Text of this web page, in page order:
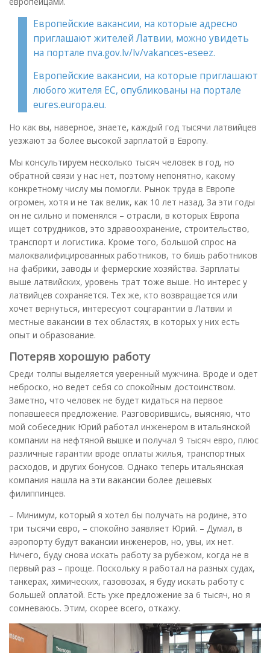
Европейские вакансии, на которые адресно
приглашают жителей Латвии, можно увидеть
на портале nva.gov.lv/lv/vakances-eseez.
Европейские вакансии, на которые приглашают
любого жителя ЕС, опубликованы на портале
eures.europa.eu.
Но как вы, наверное, знаете, каждый год тысячи латвийцев
уезжают за более высокой зарплатой в Европу.
Мы консультируем несколько тысяч человек в год, но
обратной связи у нас нет, поэтому непонятно, какому
конкретному числу мы помогли. Рынок труда в Европе
огромен, хотя и не так велик, как 10 лет назад. За эти годы
он не сильно и поменялся – отрасли, в которых Европа
ищет сотрудников, это здравоохранение, строительство,
транспорт и логистика. Кроме того, большой спрос на
малоквалифицированных работников, то бишь работников
на фабрики, заводы и фермерские хозяйства. Зарплаты
выше латвийских, уровень трат тоже выше. Но интерес у
латвийцев сохраняется. Тех же, кто возвращается или
хочет вернуться, интересуют соцгарантии в Латвии и
местные вакансии в тех областях, в которых у них есть
опыт и образование.
Потеряв хорошую работу
Среди толпы выделяется уверенный мужчина. Вроде и одет
неброско, но ведет себя со спокойным достоинством.
Заметно, что человек не будет кидаться на первое
попавшееся предложение. Разговорившись, выясняю, что
мой собеседник Юрий работал инженером в итальянской
компании на нефтяной вышке и получал 9 тысяч евро, плюс
различные гарантии вроде оплаты жилья, транспортных
расходов, и других бонусов. Однако теперь итальянская
компания нашла на эти вакансии более дешевых
филиппинцев.
– Минимум, который я хотел бы получать на родине, это
три тысячи евро, – спокойно заявляет Юрий. – Думал, в
аэропорту будут вакансии инженеров, но, увы, их нет.
Ничего, буду снова искать работу за рубежом, когда не в
первый раз – проще. Поскольку я работал на разных судах,
танкерах, химических, газовозах, я буду искать работу с
большей оплатой. Есть уже предложение за 6 тысяч, но я
сомневаюсь. Этим, скорее всего, откажу.